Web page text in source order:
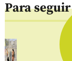
Para